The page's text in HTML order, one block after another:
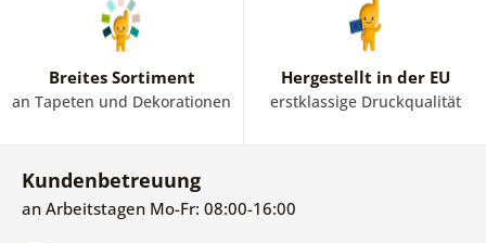
Breites Sortiment
an Tapeten und Dekorationen
Hergestellt in der EU
erstklassige Druckqualität
Kundenbetreuung
an Arbeitstagen Mo-Fr: 08:00-16:00